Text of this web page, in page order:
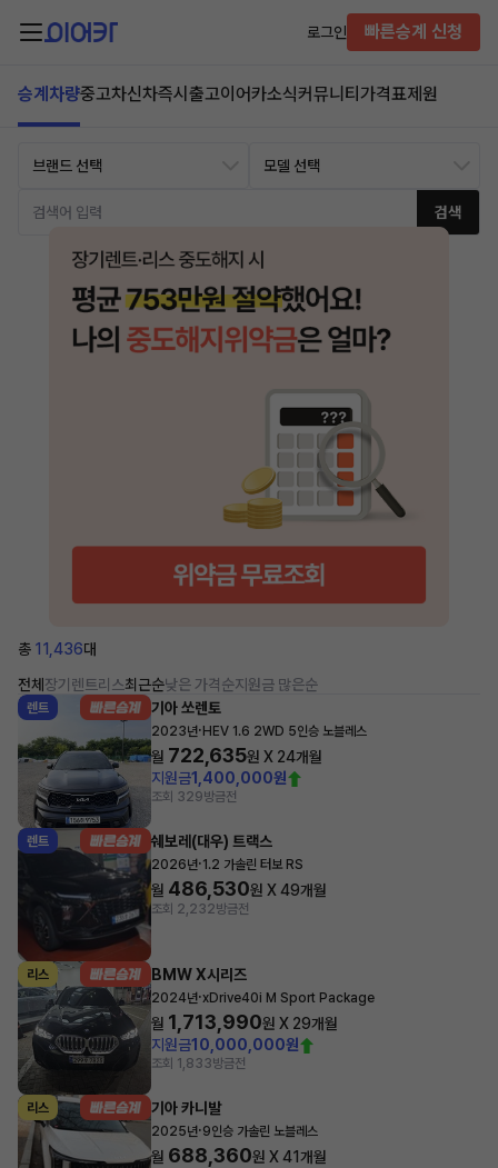
로그인 빠른승계 신청
승계차량중고차신차즉시출고이어카소식커뮤니티 가격표제원
검색
총 11,436대
전체 장기렌트리스최근순낮은 가격순지원금 많은순
렌트 기아 쏘렌토
2023년· HEV 1.6 2WD 5인승 노블레스
월 722,635원 X 24개월
지원금1,400,000원
조회 329방금전
렌트 쉐보레(대우) 트랙스
2026년·1.2 가솔린 터보 RS
월 486,530원 X49개월
조회 2,232방금전
리스 BMW X시리즈
2024년·xDrive40i M Sport Package
월 1,713,990원 X 29개월
지원금10,000,000원
조회 1,833방금전
리스 기아 카니발
2025년·9인승 가솔린 노블레스
월 688,360원 X41개월